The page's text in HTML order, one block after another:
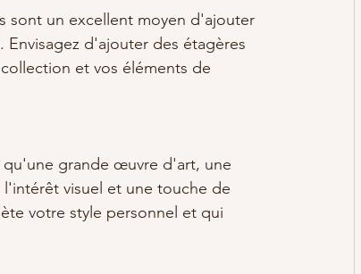
sont un excellent moyen d'ajouter
d'ajouter des étagères
et vos éléments de
qu'une grande œuvre d'art, une
visuel et une touche de
votre style personnel et qui